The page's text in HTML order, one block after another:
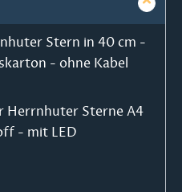
Stern in 40 cm -
- ohne Kabel
Herrnhuter Sterne A4
- mit LED